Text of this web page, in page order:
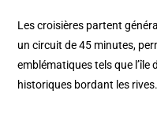
Les croisières partent
un circuit de 45 minutes,
emblématiques tels que
historiques bordant les rives.